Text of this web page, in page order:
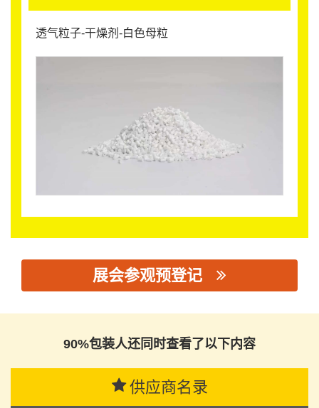
透气粒子-干燥剂-白色母粒
展会参观预登记
90%包装人还同时查看了以下内容
供应商名录